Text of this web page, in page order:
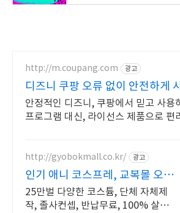
http://m.coupang.com 광고
디즈니 쿠팡 오류 없이 안전하게
안정적인 디즈니, 쿠팡에서 믿고 사용
프로그램 대신, 라이선스 제품으로 편
http://gyobokmall.co.kr/ 광고
인기 애니 코스프레, 교복몰 오늘
배송 오늘도착 택배대여
25만벌 다양한 코스튬, 단체 자체제
작, 졸사컨셉, 반납무료, 100% 살균